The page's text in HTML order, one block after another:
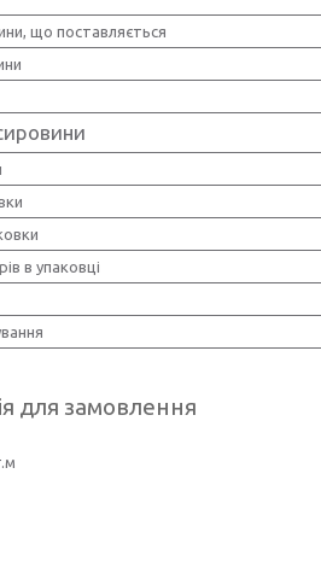
що поставляється
в упаковці
для замовлення